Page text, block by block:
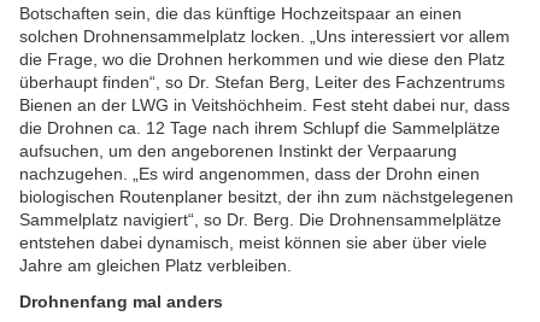
Botschaften sein, die das künftige Hochzeitspaar an einen
solchen Drohnensammelplatz locken. „Uns interessiert vor allem
die Frage, wo die Drohnen herkommen und wie diese den Platz
überhaupt finden“, so Dr. Stefan Berg, Leiter des Fachzentrums
Bienen an der LWG in Veitshöchheim. Fest steht dabei nur, dass
die Drohnen ca. 12 Tage nach ihrem Schlupf die Sammelplätze
aufsuchen, um den angeborenen Instinkt der Verpaarung
nachzugehen. „Es wird angenommen, dass der Drohn einen
biologischen Routenplaner besitzt, der ihn zum nächstgelegenen
Sammelplatz navigiert“, so Dr. Berg. Die Drohnensammelplätze
entstehen dabei dynamisch, meist können sie aber über viele
Jahre am gleichen Platz verbleiben.
Drohnenfang mal anders